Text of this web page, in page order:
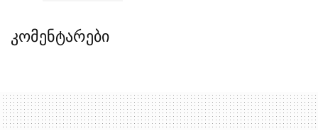
კომენტარები